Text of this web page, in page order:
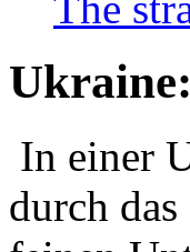
In einer
durch